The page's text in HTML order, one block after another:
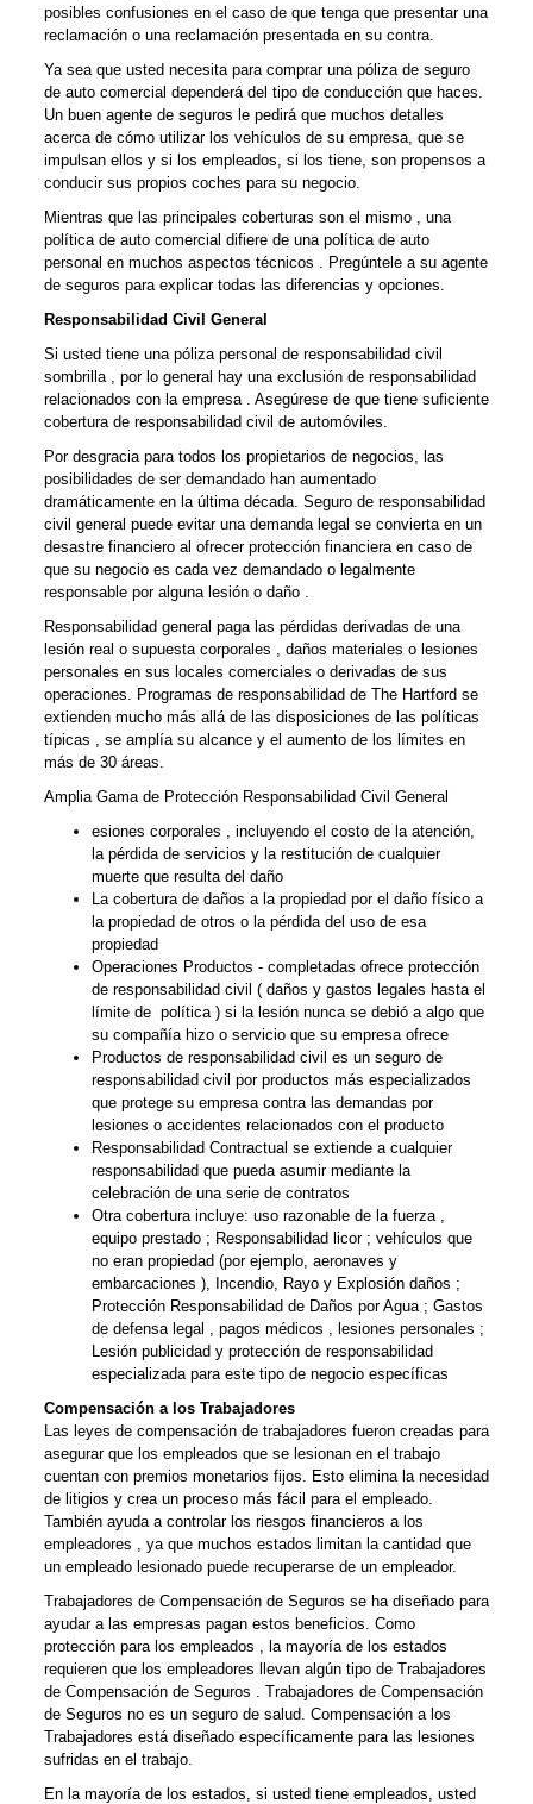
posibles confusiones en el caso de que tenga que presentar una
reclamación o una reclamación presentada en su contra.
Ya sea que usted necesita para comprar una póliza de seguro
de auto comercial dependerá del tipo de conducción que haces.
Un buen agente de seguros le pedirá que muchos detalles
acerca de cómo utilizar los vehículos de su empresa, que se
impulsan ellos y si los empleados, si los tiene, son propensos a
conducir sus propios coches para su negocio.
Mientras que las principales coberturas son el mismo , una
política de auto comercial difiere de una política de auto
personal en muchos aspectos técnicos . Pregúntele a su agente
de seguros para explicar todas las diferencias y opciones.
Responsabilidad Civil General
Si usted tiene una póliza personal de responsabilidad civil
sombrilla , por lo general hay una exclusión de responsabilidad
relacionados con la empresa . Asegúrese de que tiene suficiente
cobertura de responsabilidad civil de automóviles.
Por desgracia para todos los propietarios de negocios, las
posibilidades de ser demandado han aumentado
dramáticamente en la última década. Seguro de responsabilidad
civil general puede evitar una demanda legal se convierta en un
desastre financiero al ofrecer protección financiera en caso de
que su negocio es cada vez demandado o legalmente
responsable por alguna lesión o daño .
Responsabilidad general paga las pérdidas derivadas de una
lesión real o supuesta corporales , daños materiales o lesiones
personales en sus locales comerciales o derivadas de sus
operaciones. Programas de responsabilidad de The Hartford se
extienden mucho más allá de las disposiciones de las políticas
típicas , se amplía su alcance y el aumento de los límites en
más de 30 áreas.
Amplia Gama de Protección Responsabilidad Civil General
esiones corporales , incluyendo el costo de la atención,
la pérdida de servicios y la restitución de cualquier
muerte que resulta del daño
La cobertura de daños a la propiedad por el daño físico a
la propiedad de otros o la pérdida del uso de esa
propiedad
Operaciones Productos - completadas ofrece protección
de responsabilidad civil ( daños y gastos legales hasta el
límite de política ) si la lesión nunca se debió a algo que
su compañía hizo o servicio que su empresa ofrece
Productos de responsabilidad civil es un seguro de
responsabilidad civil por productos más especializados
que protege su empresa contra las demandas por
lesiones o accidentes relacionados con el producto
Responsabilidad Contractual se extiende a cualquier
responsabilidad que pueda asumir mediante la
celebración de una serie de contratos
Otra cobertura incluye: uso razonable de la fuerza ,
equipo prestado ; Responsabilidad licor ; vehículos que
no eran propiedad (por ejemplo, aeronaves y
embarcaciones ), Incendio, Rayo y Explosión daños ;
Protección Responsabilidad de Daños por Agua ; Gastos
de defensa legal , pagos médicos , lesiones personales ;
Lesión publicidad y protección de responsabilidad
especializada para este tipo de negocio específicas
Compensación a los Trabajadores
Las leyes de compensación de trabajadores fueron creadas para
asegurar que los empleados que se lesionan en el trabajo
cuentan con premios monetarios fijos. Esto elimina la necesidad
de litigios y crea un proceso más fácil para el empleado.
También ayuda a controlar los riesgos financieros a los
empleadores , ya que muchos estados limitan la cantidad que
un empleado lesionado puede recuperarse de un empleador.
Trabajadores de Compensación de Seguros se ha diseñado para
ayudar a las empresas pagan estos beneficios. Como
protección para los empleados , la mayoría de los estados
requieren que los empleadores llevan algún tipo de Trabajadores
de Compensación de Seguros . Trabajadores de Compensación
de Seguros no es un seguro de salud. Compensación a los
Trabajadores está diseñado específicamente para las lesiones
sufridas en el trabajo.
En la mayoría de los estados, si usted tiene empleados, usted